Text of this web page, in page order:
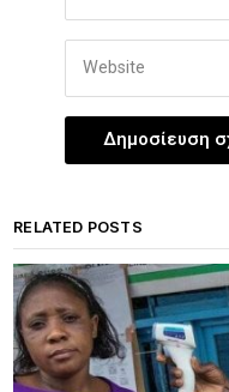
RELATED POSTS